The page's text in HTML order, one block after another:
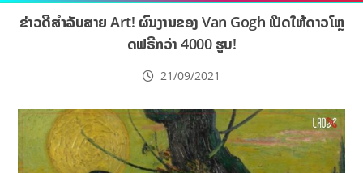
ຂ່າວດີສຳລັບສາຍ Art! ຜົນງານຂອງ Van Gogh ເປີດໃຫ້ດາວໂຫຼ
ດຟຣີກວ່າ 4000 ຮູບ!
21/09/2021